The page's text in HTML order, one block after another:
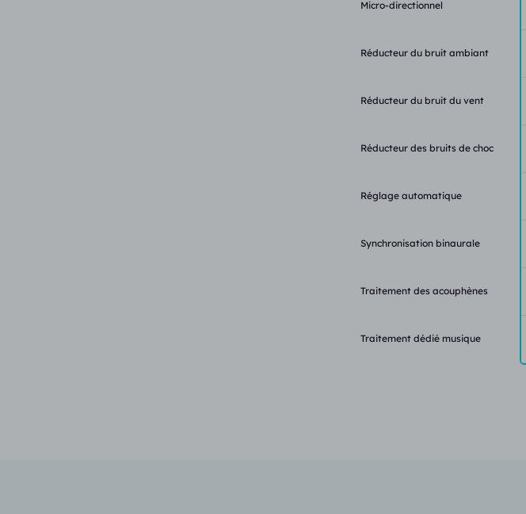
Micro-directionnel
Réducteur du bruit ambiant
Réducteur du bruit du vent
Réducteur des bruits de choc
Réglage automatique
Synchronisation binaurale
Traitement des acouphènes
Traitement dédié musique